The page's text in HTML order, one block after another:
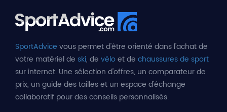
SportAdvice vous permet d'être orienté dans l'achat de
votre matériel de ski, de véloet de chaussures de sport
sur internet. Une sélection d'offres, un comparateur de
prix, un guide des tailles et un espace d'échange
collaboratif pour des conseils personnalisés.